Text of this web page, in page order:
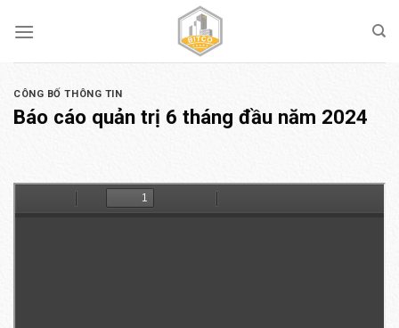
CÔNG BỐ THÔNG TIN
Báo cáo quản trị 6 tháng đầu năm 2024